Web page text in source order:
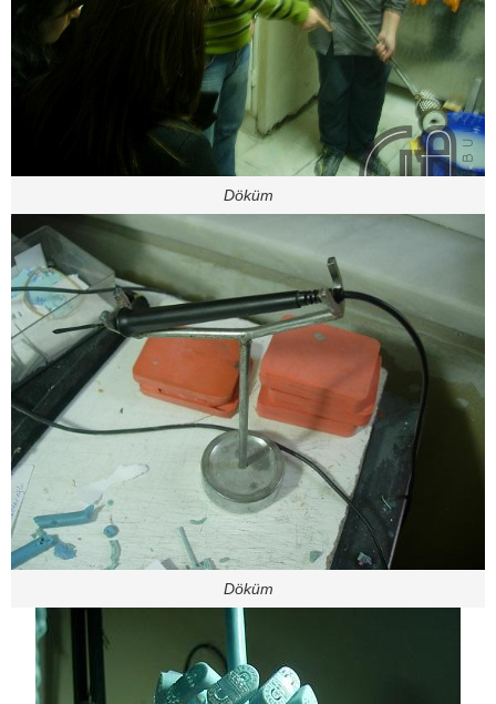
Döküm
Döküm